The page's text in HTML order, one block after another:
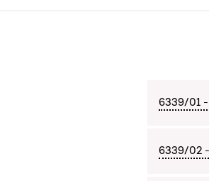
6339/01 -
6339/02 -